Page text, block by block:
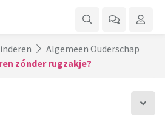
Algemeen Ouderschap
zónder rugzakje?